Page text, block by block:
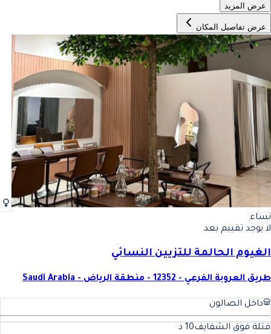
عرض المزيد
عرض تفاصيل المكان
نساء
لا يوجد تقييم بعد
الغيوم الحالمة للتزيين النسائي
طريق العروبة الفرعي - 12352 - منطقة الرياض - Saudi Arabia
داخل الصالون
فتلة فوق الشفايف10 د